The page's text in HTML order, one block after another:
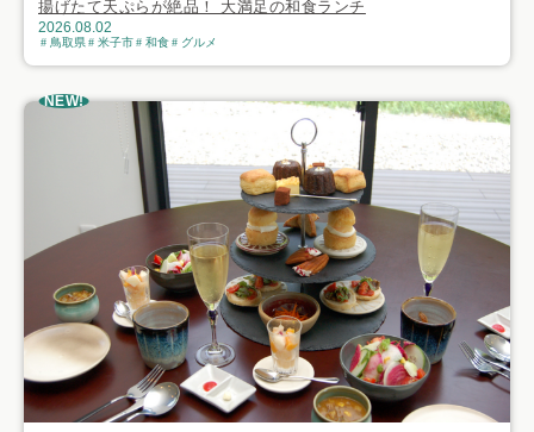
揚げたて天ぷらが絶品！ 大満足の和食ランチ
2026.08.02
鳥取県 米子市 和食 グルメ
NEW!